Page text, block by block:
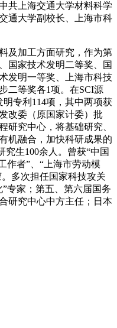
共上海交通大学材料科学
通大学副校长、上海市科
及加工方面研究，作为第
国家技术发明二等奖、国
发明一等奖、上海市科技
二等奖各1项。在SCI源
专利114项，其中两项获
改委（原国家计委）批
研究中心，将基础研究、
机融合，加快科研成果的
生100余人。曾获“中国
作者”、“上海市劳动模
多次担任国家科技攻关
专家；第五、第六届国务
研究中心中方主任；日本